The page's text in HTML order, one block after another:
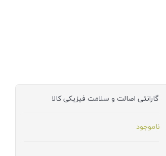
گارانتی اصالت و سلامت فیزیکی کالا
ناموجود